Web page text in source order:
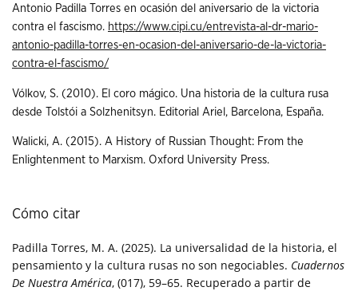
Antonio Padilla Torres en ocasión del aniversario de la victoria
contra el fascismo. https://www.cipi.cu/entrevista-al-dr-mario-
antonio-padilla-torres-en-ocasion-del-aniversario-de-la-victoria-
contra-el-fascismo/
Vólkov, S. (2010). El coro mágico. Una historia de la cultura rusa
desde Tolstói a Solzhenitsyn. Editorial Ariel, Barcelona, España.
Walicki, A. (2015). A History of Russian Thought: From the
Enlightenment to Marxism. Oxford University Press.
Cómo citar
Padilla Torres, M. A. (2025). La universalidad de la historia, el
pensamiento y la cultura rusas no son negociables. Cuadernos
De Nuestra América, (017), 59–65. Recuperado a partir de